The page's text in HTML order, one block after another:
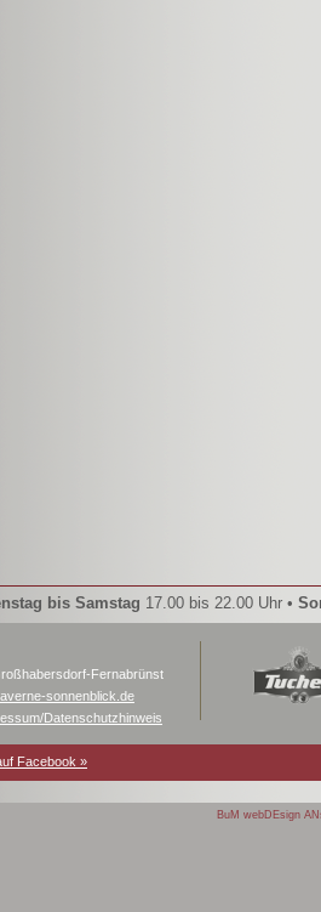
bis Samstag 17.00 bis 22.00 Uhr •
Fernabrünst
sonnenblick.de
Datenschutzhinweis
Facebook »
BuM webDEsign